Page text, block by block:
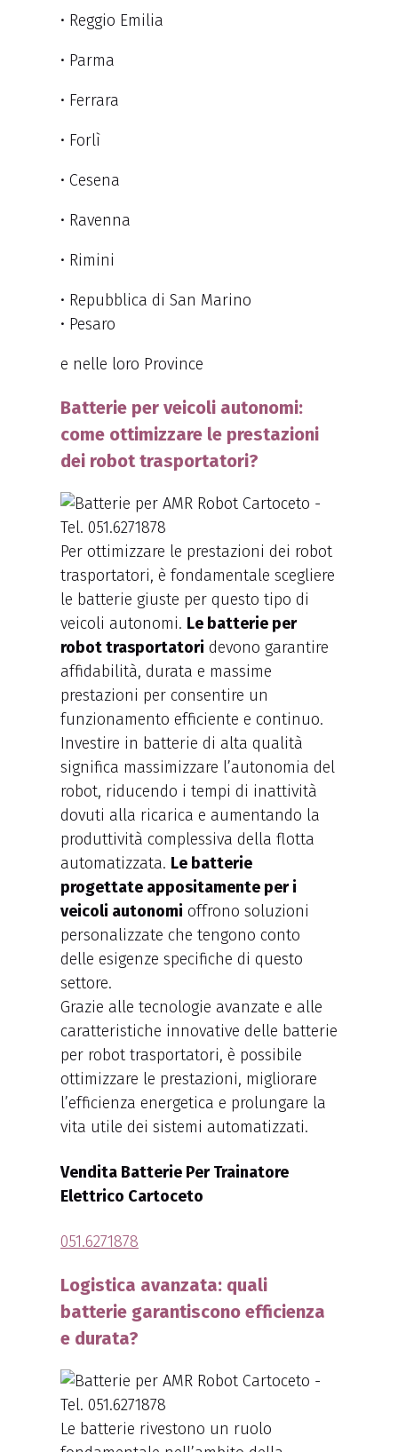
• Reggio Emilia
• Parma
• Ferrara
• Forlì
• Cesena
• Ravenna
• Rimini
• Repubblica di San Marino
• Pesaro
e nelle loro Province
Batterie per veicoli autonomi:
come ottimizzare le prestazioni
dei robot trasportatori?
Per ottimizzare le prestazioni dei robot
trasportatori, è fondamentale scegliere
le batterie giuste per questo tipo di
veicoli autonomi. Le batterie per
robot trasportatori devono garantire
affidabilità, durata e massime
prestazioni per consentire un
funzionamento efficiente e continuo.
Investire in batterie di alta qualità
significa massimizzare l’autonomia del
robot, riducendo i tempi di inattività
dovuti alla ricarica e aumentando la
produttività complessiva della flotta
automatizzata. Le batterie
progettate appositamente per i
veicoli autonomi offrono soluzioni
personalizzate che tengono conto
delle esigenze specifiche di questo
settore.
Grazie alle tecnologie avanzate e alle
caratteristiche innovative delle batterie
per robot trasportatori, è possibile
ottimizzare le prestazioni, migliorare
l’efficienza energetica e prolungare la
vita utile dei sistemi automatizzati.
Vendita Batterie Per Trainatore
Elettrico Cartoceto
051.6271878
Logistica avanzata: quali
batterie garantiscono efficienza
e durata?
Le batterie rivestono un ruolo